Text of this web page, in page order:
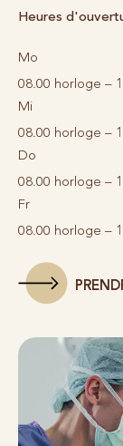
Heures
Mo
08.00 horloge –
Mi
08.00 horloge –
Do
08.00 horloge –
Fr
08.00 horloge –